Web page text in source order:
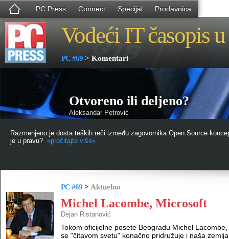
PC Press Connect Specijal Prodavnica
Vodeći IT časopis
PC #69 > Komentari
Otvoreno ili deljeno?
Aleksandar Petrović
Razmenjeno je dosta teških reči između zagovornika Open Source
je u pravu? «pročitajte više»
PC #69 > Aktuelno
Michel Lacombe, Microsoft
Dejan Ristanović
Tokom oficijelne posete Beogradu Michel
se "čitavom svetu" konačno pridružuje i naša